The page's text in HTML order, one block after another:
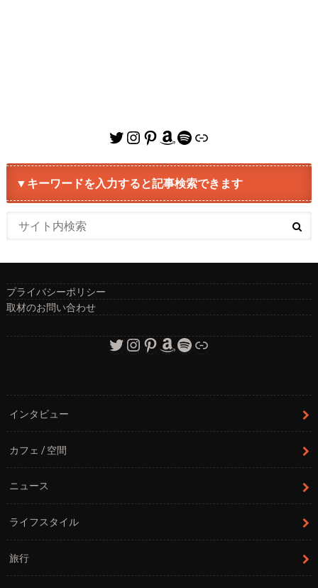
Twitter
Instagram
Pinterest
Amazon
Spotify
リンク
▼キーワードを入力すると記事検索できます
プライバシーポリシー
取材のお問い合わせ
Twitter
Instagram
Pinterest
Amazon
Spotify
リンク
インタビュー
カフェ / 空間
ニュース
ライフスタイル
旅行